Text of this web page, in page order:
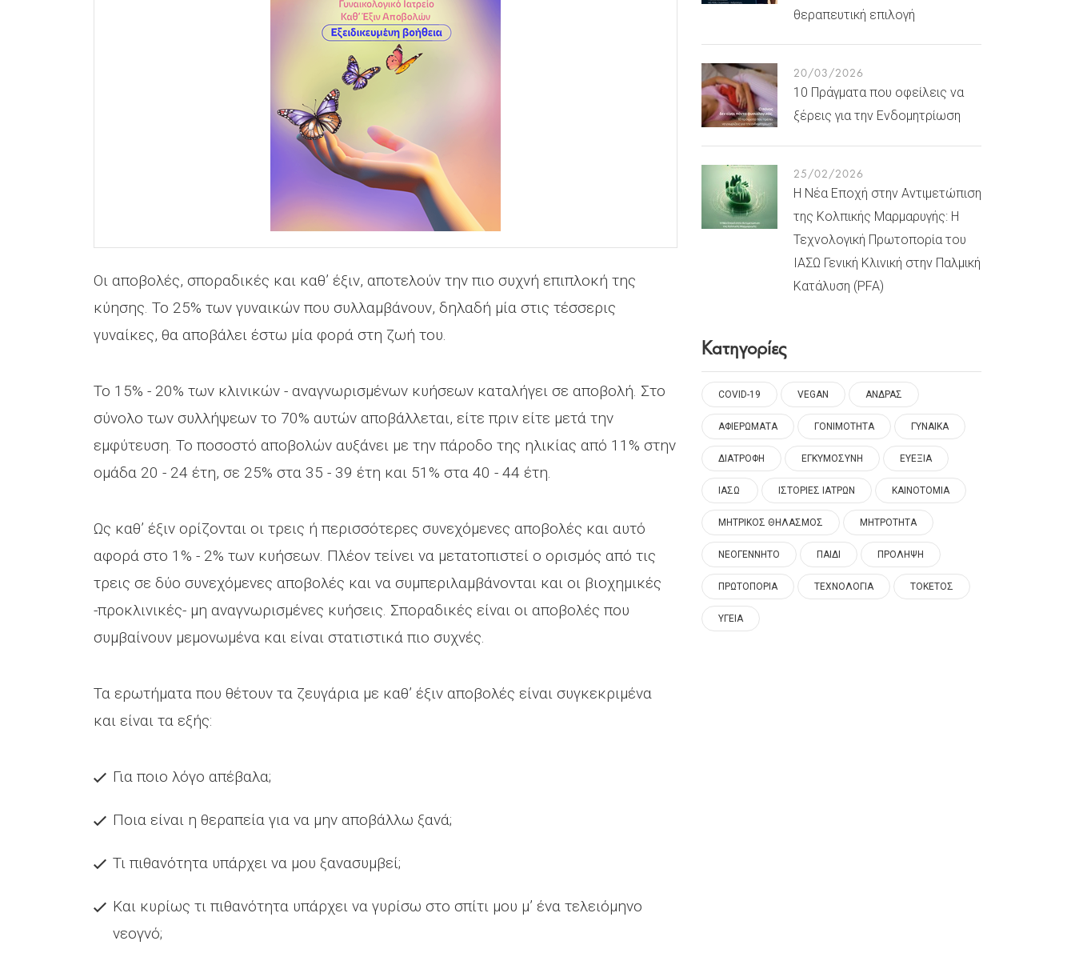
Οι αποβολές, σποραδικές και καθ’ έξιν, αποτελούν την πιο συχνή επιπλοκή της
κύησης. Το 25% των γυναικών που συλλαμβάνουν, δηλαδή μία στις τέσσερις
γυναίκες, θα αποβάλει έστω μία φορά στη ζωή του.
Το 15% - 20% των κλινικών - αναγνωρισμένων κυήσεων καταλήγει σε αποβολή. Στο
σύνολο των συλλήψεων το 70% αυτών αποβάλλεται, είτε πριν είτε μετά την
εμφύτευση. Το ποσοστό αποβολών αυξάνει με την πάροδο της ηλικίας από 11% στην
ομάδα 20 - 24 έτη, σε 25% στα 35 - 39 έτη και 51% στα 40 - 44 έτη.
Ως καθ’ έξιν ορίζονται οι τρεις ή περισσότερες συνεχόμενες αποβολές και αυτό
αφορά στο 1% - 2% των κυήσεων. Πλέον τείνει να μετατοπιστεί ο ορισμός από τις
τρεις σε δύο συνεχόμενες αποβολές και να συμπεριλαμβάνονται και οι βιοχημικές
-προκλινικές- μη αναγνωρισμένες κυήσεις. Σποραδικές είναι οι αποβολές που
συμβαίνουν μεμονωμένα και είναι στατιστικά πιο συχνές.
Τα ερωτήματα που θέτουν τα ζευγάρια με καθ’ έξιν αποβολές είναι συγκεκριμένα
και είναι τα εξής:
Για ποιο λόγο απέβαλα;
Ποια είναι η θεραπεία για να μην αποβάλλω ξανά;
Τι πιθανότητα υπάρχει να μου ξανασυμβεί;
Και κυρίως τι πιθανότητα υπάρχει να γυρίσω στο σπίτι μου μ’ ένα τελειόμηνο
νεογνό;
θεραπευτική επιλογή
20/03/2026
10 Πράγματα που οφείλεις να
ξέρεις για την Ενδομητρίωση
25/02/2026
Η Νέα Εποχή στην Αντιμετώπιση
της Κολπικής Μαρμαρυγής: Η
Τεχνολογική Πρωτοπορία του
ΙΑΣΩ Γενική Κλινική στην Παλμική
Κατάλυση (PFA)
Κατηγορίες
COVID-19 VEGAN ΑΝΔΡΑΣ
ΑΦΙΕΡΩΜΑΤΑ ΓΟΝΙΜΟΤΗΤΑ ΓΥΝΑΙΚΑ
ΔΙΑΤΡΟΦΗ ΕΓΚΥΜΟΣΥΝΗ ΕΥΕΞΙΑ
ΙΑΣΩ ΙΣΤΟΡΙΕΣ ΙΑΤΡΩΝ ΚΑΙΝΟΤΟΜΙΑ
ΜΗΤΡΙΚΟΣ ΘΗΛΑΣΜΟΣ ΜΗΤΡΟΤΗΤΑ
ΝΕΟΓΕΝΝΗΤΟ ΠΑΙΔΙ ΠΡΟΛΗΨΗ
ΠΡΩΤΟΠΟΡΙΑ ΤΕΧΝΟΛΟΓΙΑ ΤΟΚΕΤΟΣ
ΥΓΕΙΑ